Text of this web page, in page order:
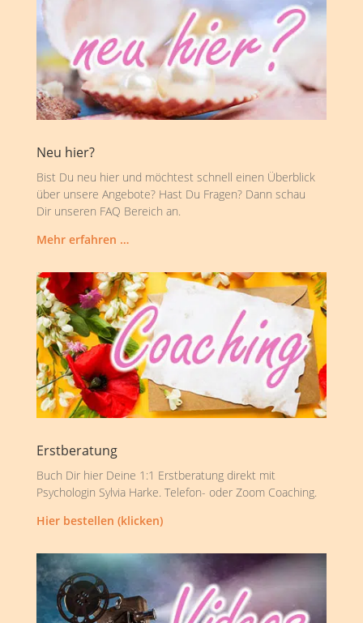
Neu hier?
Bist Du neu hier und möchtest schnell einen Überblick
über unsere Angebote? Hast Du Fragen? Dann schau
Dir unseren FAQ Bereich an.
Mehr erfahren …
Erstberatung
Buch Dir hier Deine 1:1 Erstberatung direkt mit
Psychologin Sylvia Harke. Telefon- oder Zoom Coaching.
Hier bestellen (klicken)